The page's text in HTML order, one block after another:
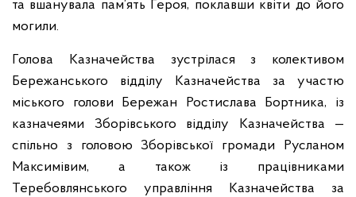
та вшанувала пам’ять Героя, поклавши квіти до його
могили.
Голова Казначейства зустрілася з колективом
Бережанського відділу Казначейства за участю
міського голови Бережан Ростислава Бортника, із
казначеями Зборівського відділу Казначейства —
спільно з головою Зборівської громади Русланом
Максимівим, а також із працівниками
Теребовлянського управління Казначейства за